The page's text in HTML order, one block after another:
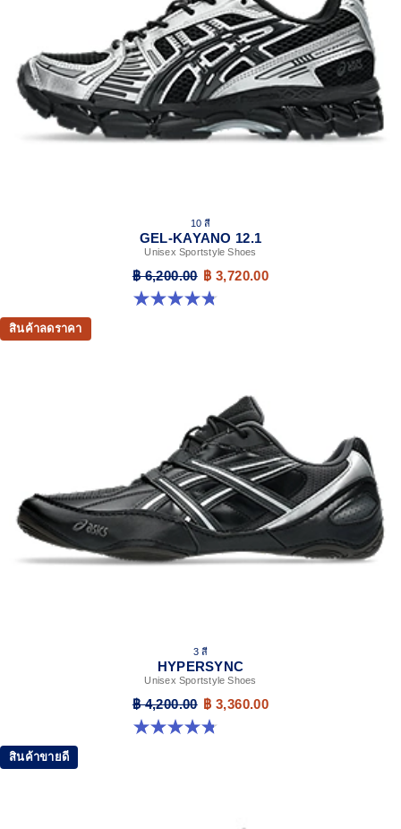
10 สี
GEL-KAYANO 12.1
Unisex Sportstyle Shoes
฿ 6,200.00 ฿ 3,720.00
4.8 จาก 5 ดาว 208 รีวิว
สินค้าลดราคา
3 สี
HYPERSYNC
Unisex Sportstyle Shoes
฿ 4,200.00 ฿ 3,360.00
4.8 จาก 5 ดาว 10 รีวิว
สินค้าขายดี